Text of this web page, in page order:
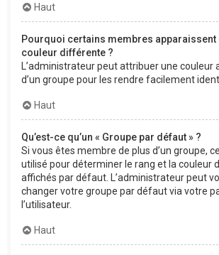
Haut
Pourquoi certains membres apparaissent
couleur différente ?
L’administrateur peut attribuer une couleur
d’un groupe pour les rendre facilement
Haut
Qu’est-ce qu’un « Groupe par défaut » ?
Si vous êtes membre de plus d’un groupe,
utilisé pour déterminer le rang et la couleur
affichés par défaut. L’administrateur peut
changer votre groupe par défaut via votre
l’utilisateur.
Haut